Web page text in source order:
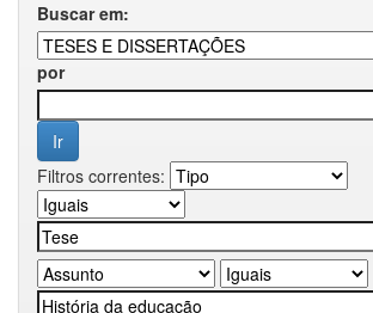
Buscar em:
por
Filtros correntes: